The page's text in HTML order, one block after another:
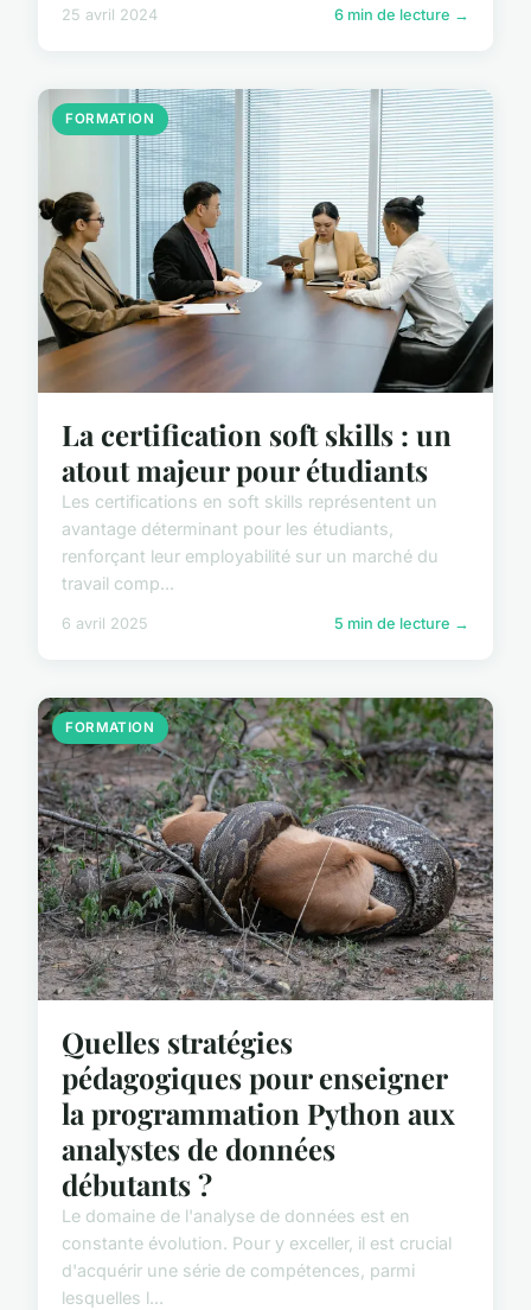
25 avril 2024 6 min de lecture →
FORMATION
La certification soft skills : un
atout majeur pour étudiants
Les certifications en soft skills représentent un
avantage déterminant pour les étudiants,
renforçant leur employabilité sur un marché du
travail comp...
6 avril 2025 5 min de lecture →
FORMATION
Quelles stratégies
pédagogiques pour enseigner
la programmation Python aux
analystes de données
débutants ?
Le domaine de l'analyse de données est en
constante évolution. Pour y exceller, il est crucial
d'acquérir une série de compétences, parmi
lesquelles l...